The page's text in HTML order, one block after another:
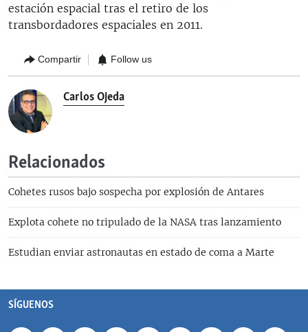
estación espacial tras el retiro de los
transbordadores espaciales en 2011.
Compartir Follow us
Carlos Ojeda
Relacionados
Cohetes rusos bajo sospecha por explosión de Antares
Explota cohete no tripulado de la NASA tras lanzamiento
Estudian enviar astronautas en estado de coma a Marte
SÍGUENOS